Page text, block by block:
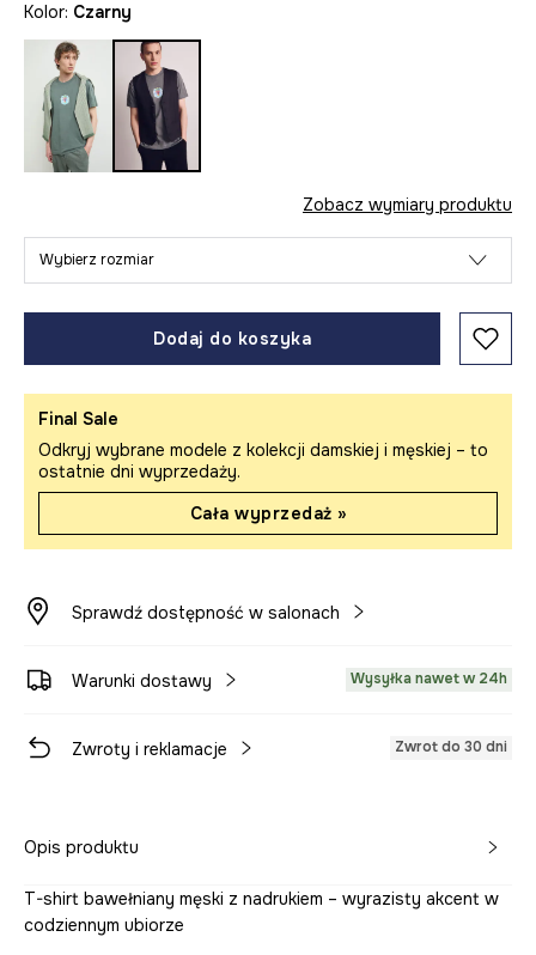
Kolor: czarny
Zobacz wymiary produktu
Wybierz rozmiar
Dodaj do koszyka
Final Sale
Odkryj wybrane modele z kolekcji damskiej i męskiej – to
ostatnie dni wyprzedaży.
Cała wyprzedaż »
Sprawdź dostępność w salonach
Warunki dostawy Wysyłka nawet w 24h
Zwroty i reklamacje Zwrot do 30 dni
Opis produktu
T-shirt bawełniany męski z nadrukiem – wyrazisty akcent w
codziennym ubiorze